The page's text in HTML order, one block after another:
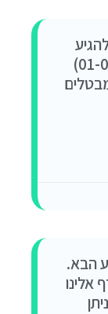
אליה לבד במהלך חג הסוכות. (01-05.10)
הבא.
אלינו